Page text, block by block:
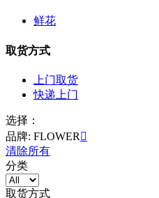
鲜花
取货方式
上门取货
快递上门
选择：
品牌: FLOWER 
清除所有
分类
取货方式